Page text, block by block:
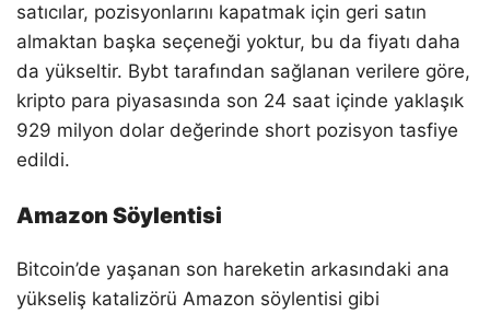
satıcılar, pozisyonlarını kapatmak için geri satın
almaktan başka seçeneği yoktur, bu da fiyatı daha
da yükseltir. Bybt tarafından sağlanan verilere göre,
kripto para piyasasında son 24 saat içinde yaklaşık
929 milyon dolar değerinde short pozisyon tasfiye
edildi.
Amazon Söylentisi
Bitcoin’de yaşanan son hareketin arkasındaki ana
yükseliş katalizörü Amazon söylentisi gibi